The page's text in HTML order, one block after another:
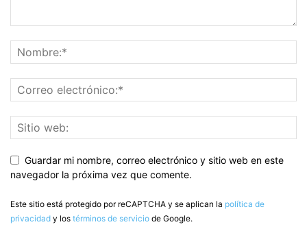
Guardar mi nombre, correo electrónico y sitio web en este
navegador la próxima vez que comente.
Este sitio está protegido por reCAPTCHA y se aplican la política de
privacidad y los términos de servicio de Google.